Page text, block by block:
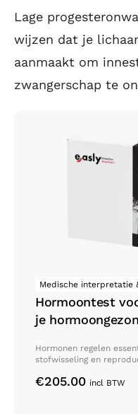
Lage
wijzen dat je
aanmaakt om
zwangerschap te
Inzicht in je
Medische interpretatie
Hormoontest
je
Hormonen regelen
stofwisseling en
€205.00 incl BTW